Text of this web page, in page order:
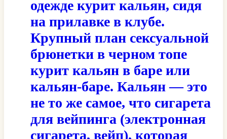
одежде курит кальян, сидя
на прилавке в клубе.
Крупный план сексуальной
брюнетки в черном топе
курит кальян в баре или
кальян-баре. Кальян — это
не то же самое, что сигарета
для вейпинга (электронная
сигарета, вейп), которая